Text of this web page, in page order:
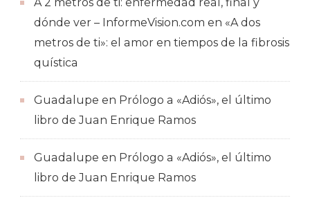
dónde ver – InformeVision.com en «A dos
metros de ti»: el amor en tiempos de la fibrosis
quística
Guadalupe en Prólogo a «Adiós», el último
libro de Juan Enrique Ramos
Guadalupe en Prólogo a «Adiós», el último
libro de Juan Enrique Ramos